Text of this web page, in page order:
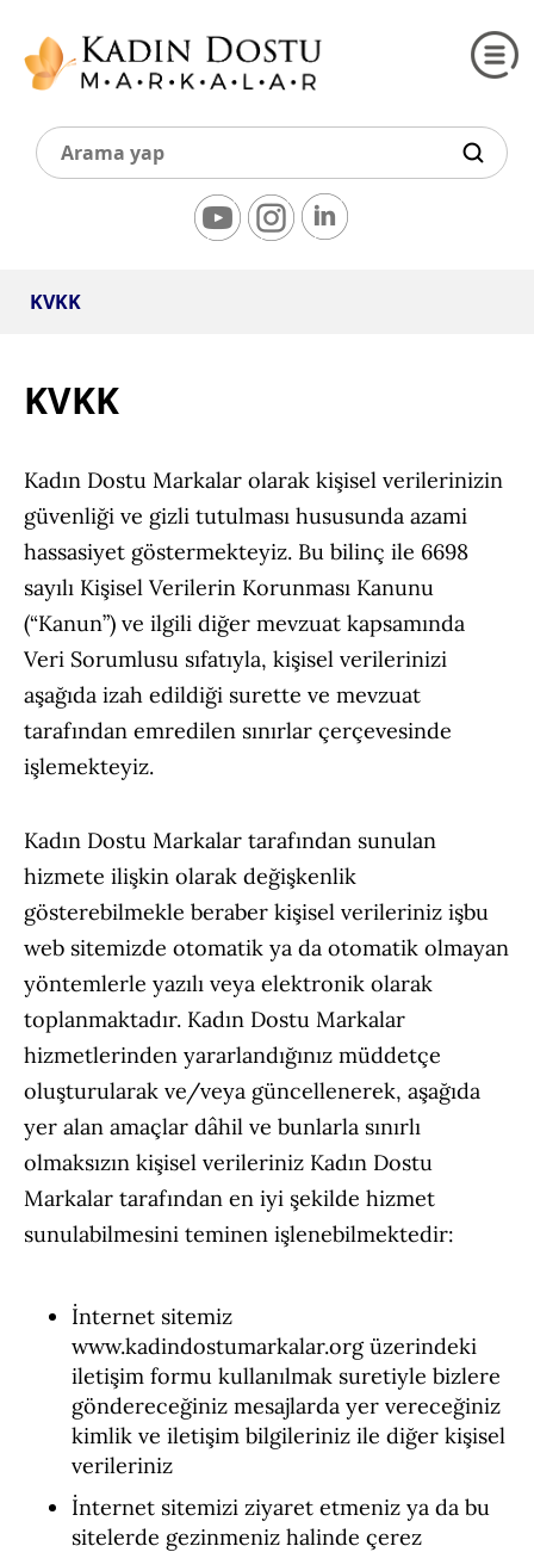
KVKK
KVKK
Kadın Dostu Markalar olarak kişisel verilerinizin
güvenliği ve gizli tutulması hususunda azami
hassasiyet göstermekteyiz. Bu bilinç ile 6698
sayılı Kişisel Verilerin Korunması Kanunu
(“Kanun”) ve ilgili diğer mevzuat kapsamında
Veri Sorumlusu sıfatıyla, kişisel verilerinizi
aşağıda izah edildiği surette ve mevzuat
tarafından emredilen sınırlar çerçevesinde
işlemekteyiz.
Kadın Dostu Markalar tarafından sunulan
hizmete ilişkin olarak değişkenlik
gösterebilmekle beraber kişisel verileriniz işbu
web sitemizde otomatik ya da otomatik olmayan
yöntemlerle yazılı veya elektronik olarak
toplanmaktadır. Kadın Dostu Markalar
hizmetlerinden yararlandığınız müddetçe
oluşturularak ve/veya güncellenerek, aşağıda
yer alan amaçlar dâhil ve bunlarla sınırlı
olmaksızın kişisel verileriniz Kadın Dostu
Markalar tarafından en iyi şekilde hizmet
sunulabilmesini teminen işlenebilmektedir:
İnternet sitemiz
www.kadindostumarkalar.org üzerindeki
iletişim formu kullanılmak suretiyle bizlere
göndereceğiniz mesajlarda yer vereceğiniz
kimlik ve iletişim bilgileriniz ile diğer kişisel
verileriniz
İnternet sitemizi ziyaret etmeniz ya da bu
sitelerde gezinmeniz halinde çerez